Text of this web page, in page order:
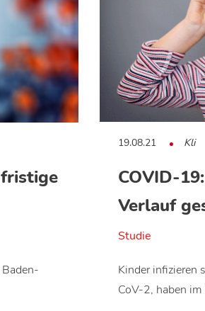
19.08.21 Kli
COVID-
Verlauf
Studie
Kinder infizieren
CoV-2, haben